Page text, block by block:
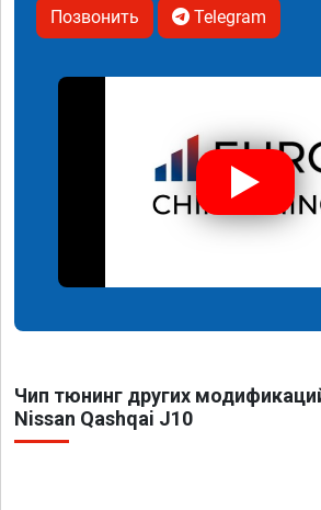
Позвонить Telegram
Чип тюнинг других
Nissan Qashqai J10